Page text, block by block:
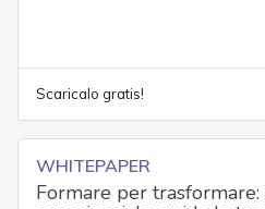
Scaricalo gratis!
WHITEPAPER
Formare per